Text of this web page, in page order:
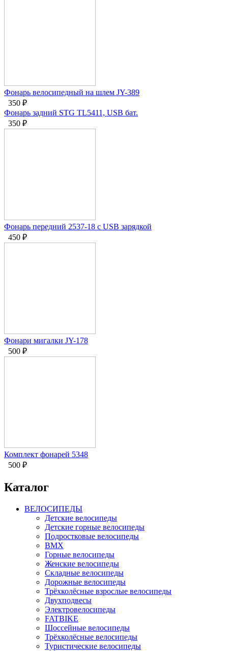
Фонарь велосипедный на шлем JY-389
350 ₽
Фонарь задний STG TL5411, USB бат.
350 ₽
Фонарь передний 2537-18 с USB зарядкой
450 ₽
Фонари мигалки JY-178
500 ₽
Комплект фонарей 5348
500 ₽
Каталог
ВЕЛОСИПЕДЫ
Детские велосипеды
Детские горные велосипеды
Подростковые велосипеды
BMX
Горные велосипеды
Женские велосипеды
Складные велосипеды
Дорожные велосипеды
Трёхколёсные взрослые велосипеды
Двухподвесы
Электровелосипеды
FATBIKE
Шоссейные велосипеды
Трёхколёсные велосипеды
Туристические велосипеды